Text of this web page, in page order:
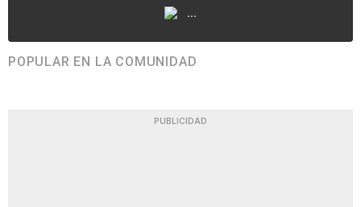
...
POPULAR EN LA COMUNIDAD
PUBLICIDAD